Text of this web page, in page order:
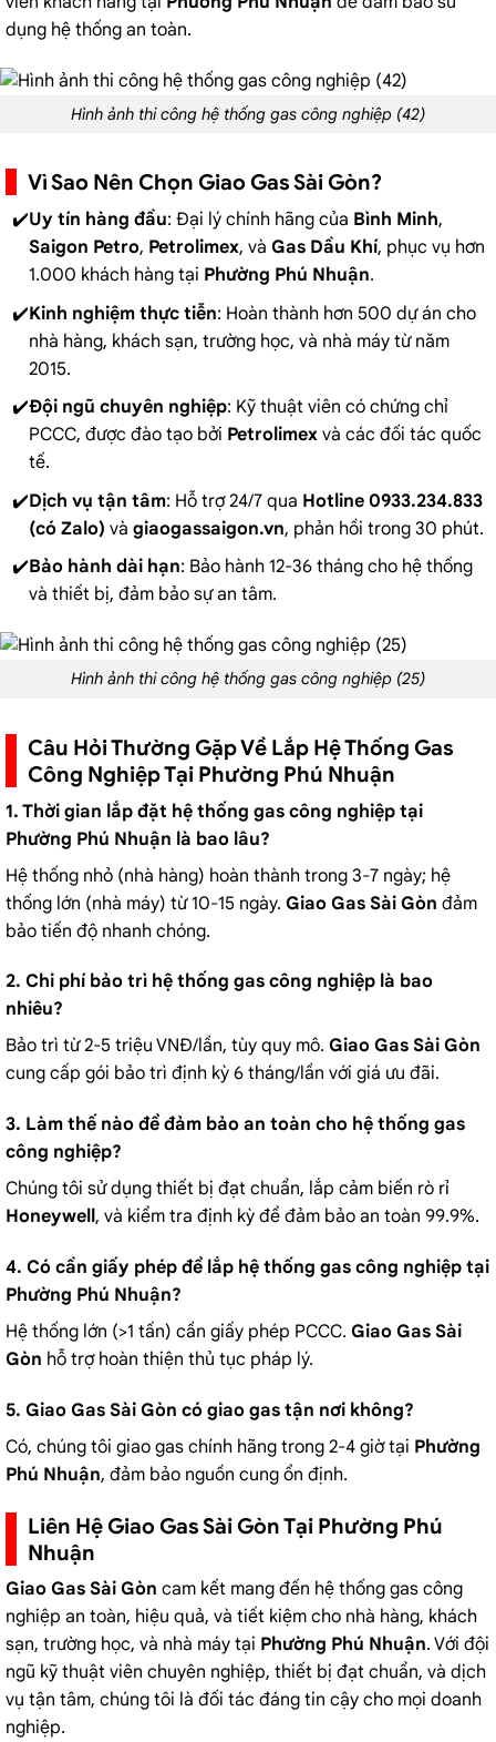
dụng hệ thống an toàn.
Hình ảnh thi công hệ thống gas công nghiệp (42)
Vì Sao Nên Chọn Giao Gas Sài Gòn?
Uy tín hàng đầu: Đại lý chính hãng của Bình Minh,
Saigon Petro, Petrolimex, và Gas Dầu Khí, phục vụ hơn
1.000 khách hàng tại Phường Phú Nhuận.
Kinh nghiệm thực tiễn: Hoàn thành hơn 500 dự án cho
nhà hàng, khách sạn, trường học, và nhà máy từ năm
2015.
Đội ngũ chuyên nghiệp: Kỹ thuật viên có chứng chỉ
PCCC, được đào tạo bởi Petrolimexvà các đối tác quốc
tế.
Dịch vụ tận tâm: Hỗ trợ 24/7 qua Hotline 0933.234.833
(có Zalo) và giaogassaigon.vn, phản hồi trong 30 phút.
Bảo hành dài hạn: Bảo hành 12-36 tháng cho hệ thống
và thiết bị, đảm bảo sự an tâm.
Hình ảnh thi công hệ thống gas công nghiệp (25)
Câu Hỏi Thường Gặp Về Lắp Hệ Thống Gas
Công Nghiệp Tại Phường Phú Nhuận
1. Thời gian lắp đặt hệ thống gas công nghiệp tại
Phường Phú Nhuận là bao lâu?
Hệ thống nhỏ (nhà hàng) hoàn thành trong 3-7 ngày; hệ
thống lớn (nhà máy) từ 10-15 ngày. Giao Gas Sài Gòn đảm
bảo tiến độ nhanh chóng.
2. Chi phí bảo trì hệ thống gas công nghiệp là bao
nhiêu?
Bảo trì từ 2-5 triệu VNĐ/lần, tùy quy mô. Giao Gas Sài Gòn
cung cấp gói bảo trì định kỳ 6 tháng/lần với giá ưu đãi.
3. Làm thế nào để đảm bảo an toàn cho hệ thống gas
công nghiệp?
Chúng tôi sử dụng thiết bị đạt chuẩn, lắp cảm biến rò rỉ
Honeywell, và kiểm tra định kỳ để đảm bảo an toàn 99.9%.
4. Có cần giấy phép để lắp hệ thống gas công nghiệp tại
Phường Phú Nhuận?
Hệ thống lớn (>1 tấn) cần giấy phép PCCC. Giao Gas Sài
Gòn hỗ trợ hoàn thiện thủ tục pháp lý.
5. Giao Gas Sài Gòn có giao gas tận nơi không?
Có, chúng tôi giao gas chính hãng trong 2-4 giờ tại Phường
Phú Nhuận, đảm bảo nguồn cung ổn định.
Liên Hệ Giao Gas Sài Gòn Tại Phường Phú
Nhuận
Giao Gas Sài Gòn cam kết mang đến hệ thống gas công
nghiệp an toàn, hiệu quả, và tiết kiệm cho nhà hàng, khách
sạn, trường học, và nhà máy tại Phường Phú Nhuận. Với đội
ngũ kỹ thuật viên chuyên nghiệp, thiết bị đạt chuẩn, và dịch
vụ tận tâm, chúng tôi là đối tác đáng tin cậy cho mọi doanh
nghiệp.